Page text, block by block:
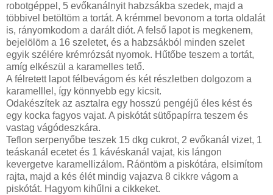
robotgéppel, 5 evőkanálnyit habzsákba szedek, majd a
többivel betöltöm a tortát. A krémmel bevonom a torta oldalát
is, rányomkodom a darált diót. A felső lapot is megkenem,
bejelölöm a 16 szeletet, és a habzsákból minden szelet
egyik szélére krémrózsát nyomok. Hűtőbe teszem a tortát,
amíg elkészül a karamelles tető.
A félretett lapot félbevágom és két részletben dolgozom a
karamelllel, így könnyebb egy kicsit.
Odakészítek az asztalra egy hosszú pengéjű éles kést és
egy kocka fagyos vajat. A piskótát sütőpapírra teszem és
vastag vágódeszkára.
Teflon serpenyőbe teszek 15 dkg cukrot, 2 evőkanál vizet, 1
teáskanál ecetet és 1 kávéskanál vajat, kis lángon
kevergetve karamellizálom. Ráöntöm a piskótára, elsimítom
rajta, majd a kés élét mindig vajazva 8 cikkre vágom a
piskótát. Hagyom kihűlni a cikkeket.